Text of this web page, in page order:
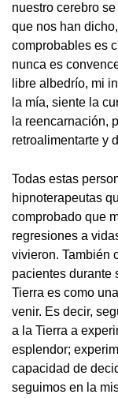
nuestro cerebro
que nos han
comprobables es
nunca es
libre albedrío, mi
la mía, siente la
la reencarnación,
retroalimentarte y
Todas estas
hipnoterapeutas
comprobado que
regresiones a
vivieron. También
pacientes durante
Tierra es como
venir. Es decir,
a la Tierra a
esplendor;
capacidad de
seguimos en la